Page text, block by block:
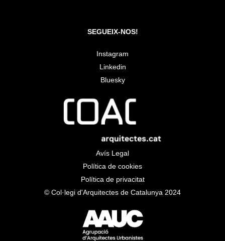
SEGUEIX-NOS!
Instagram
Linkedin
Bluesky
Avís Legal
Política de cookies
Política de privacitat
© Col·legi d'Arquitectes de Catalunya 2024